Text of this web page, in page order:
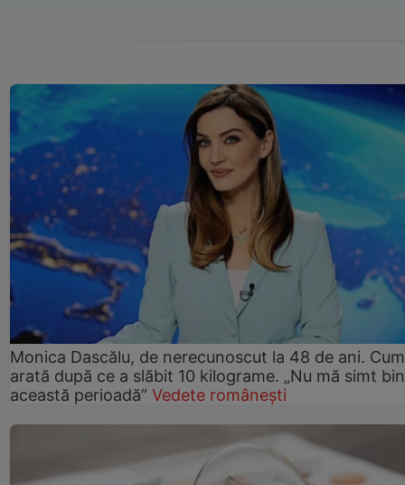
Monica Dascălu, de nerecunoscut la 48 de ani. Cum
arată după ce a slăbit 10 kilograme. „Nu mă simt
această perioadă” Vedete românești